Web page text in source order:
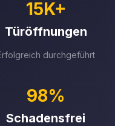
15K+
Türöffnungen
durchgeführt
98%
Schadensfrei